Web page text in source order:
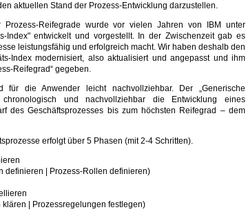
aktuellen Stand der Prozess-Entwicklung darzustellen.
Prozess-Reifegrade wurde vor vielen Jahren von IBM unter
Index" entwickelt und vorgestellt. In der Zwischenzeit gab es
leistungsfähig und erfolgreich macht. Wir haben deshalb den
Index modernisiert, also aktualisiert und angepasst und ihm
Reifegrad“ gegeben.
die Anwender leicht nachvollziehbar. Der „Generische
chronologisch und nachvollziehbar die Entwicklung eines
des Geschäftsprozesses bis zum höchsten Reifegrad – dem
erfolgt über 5 Phasen (mit 2-4 Schritten).
| Prozess-Rollen definieren)
| Prozessregelungen festlegen)